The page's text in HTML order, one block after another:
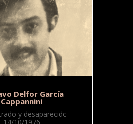
Delfor García
Cappannini
y desaparecido
14/10/1976